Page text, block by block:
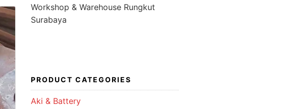
Workshop & Warehouse Rungkut
Surabaya
PRODUCT CATEGORIES
Aki & Battery